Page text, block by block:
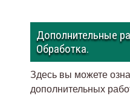
Дополнительные
Обработка.
Здесь вы можете
дополнительных